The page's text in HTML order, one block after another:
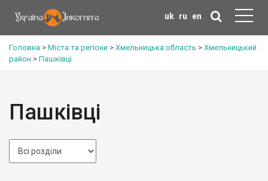
uk ru en
Головна > Міста та регіони > Хмельницька область > Хмельницький
район > Пашківці
Пашківці